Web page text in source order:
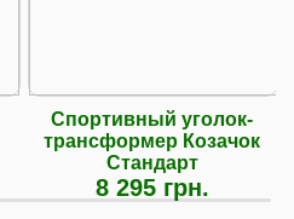
Спортивный уголок-
трансформер Козачок
Стандарт
8 295 грн.